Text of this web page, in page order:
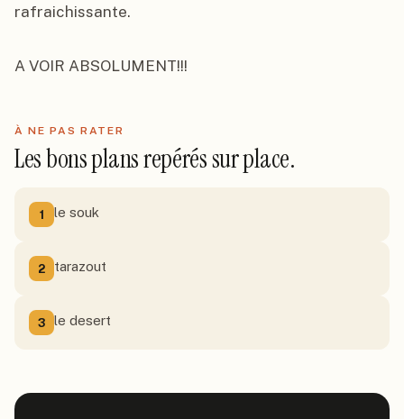
rafraichissante.
A VOIR ABSOLUMENT!!!
À NE PAS RATER
Les bons plans repérés sur place.
1 le souk
2 tarazout
3 le desert